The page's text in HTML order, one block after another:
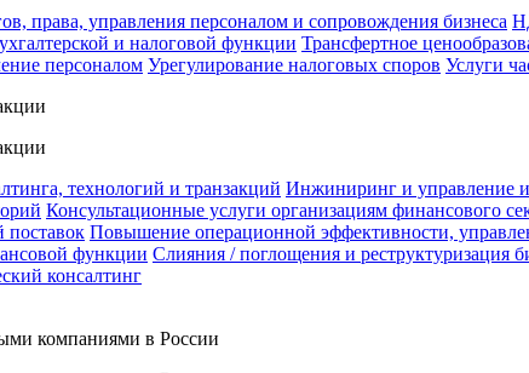
права, управления персоналом и сопровождения бизнеса
и налоговой функции Трансфертное
персоналом Урегулирование налоговых споров Услуги
технологий и транзакций Инжиниринг и управление
Консультационные услуги организациям финансового
поставок Повышение операционной эффективности,
функции Слияния / поглощения и реструктуризация
консалтинг
компаниями в России